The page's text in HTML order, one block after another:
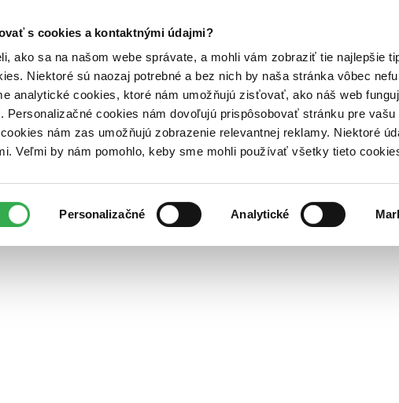
s cookies a kontaktnými údajmi?
ako sa na našom webe správate, a mohli vám zobraziť tie najlepšie
Niektoré sú naozaj potrebné a bez nich by naša stránka vôbec
analytické cookies, ktoré nám umožňujú zisťovať, ako náš web
Personalizačné cookies nám dovoľujú prispôsobovať stránku pre vašu
nám zas umožňujú zobrazenie relevantnej reklamy. Niektoré
Veľmi by nám pomohlo, keby sme mohli používať všetky tieto
Personalizačné Analytické
Kontakt